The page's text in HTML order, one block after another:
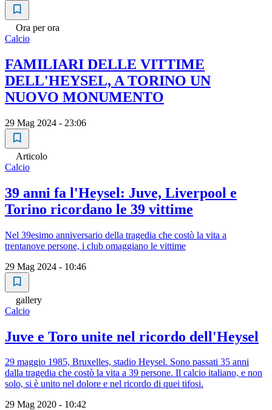
Ora per ora
Calcio
FAMILIARI DELLE VITTIME
DELL'HEYSEL, A TORINO UN
NUOVO MONUMENTO
29 Mag 2024 - 23:06
Articolo
Calcio
39 anni fa l'Heysel: Juve, Liverpool e
Torino ricordano le 39 vittime
Nel 39esimo anniversario della tragedia che costò la vita a
trentanove persone, i club omaggiano le vittime
29 Mag 2024 - 10:46
gallery
Calcio
Juve e Toro unite nel ricordo dell'Heysel
29 maggio 1985, Bruxelles, stadio Heysel. Sono passati 35 anni
dalla tragedia che costò la vita a 39 persone. Il calcio italiano, e non
solo, si è unito nel dolore e nel ricordo di quei tifosi.
29 Mag 2020 - 10:42